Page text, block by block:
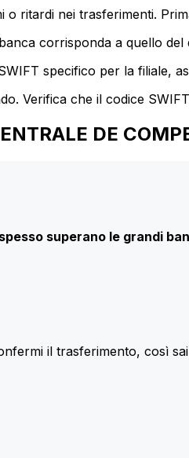
ritardi nei trasferimenti.
corrisponda a quello del
specifico per la filiale,
Verifica che il codice
DE
spesso superano le grandi
il trasferimento, così